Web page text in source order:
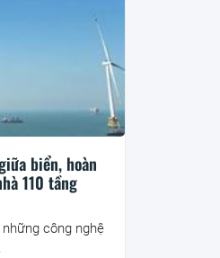
biển, hoàn
110 tầng
công nghệ